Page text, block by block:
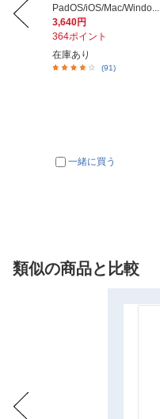
PadOS/iOS/Mac/Windo...
3,640円
364ポイント
在庫あり
(91)
一緒に買う
類似の商品と比較